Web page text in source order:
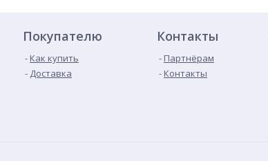
Покупателю
Как купить
Доставка
Контакты
Партнёрам
Контакты